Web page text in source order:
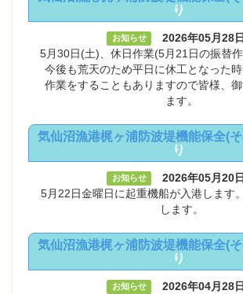
り
お知らせ 2026年05月28日
5月30日(土)、休日作業(5月21日の振替作
今後も荒天のため平日に休工となった
作業をすることもありますので皆様、
ます。
気仙沼漁港梶ヶ浦防波堤機能保全(
り
お知らせ 2026年05月20日
5月22日金曜日に起重機船が入港します
します。
気仙沼漁港梶ヶ浦防波堤機能保全(
り
お知らせ 2026年04月28日